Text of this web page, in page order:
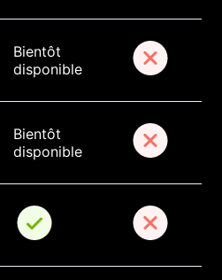
Bientôt
disponible
Bientôt
disponible